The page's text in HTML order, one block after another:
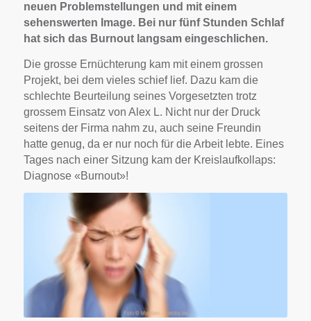
neuen Problemstellungen und mit einem
sehenswerten Image. Bei nur fünf Stunden Schlaf
hat sich das Burnout langsam eingeschlichen.
Die grosse Ernüchterung kam mit einem grossen
Projekt, bei dem vieles schief lief. Dazu kam die
schlechte Beurteilung seines Vorgesetzten trotz
grossem Einsatz von Alex L. Nicht nur der Druck
seitens der Firma nahm zu, auch seine Freundin
hatte genug, da er nur noch für die Arbeit lebte. Eines
Tages nach einer Sitzung kam der Kreislaufkollaps:
Diagnose «Burnout»!
Burnout, wenn nichts mehr geht